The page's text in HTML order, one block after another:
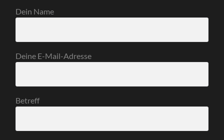
Dein Name
Deine E-Mail-Adresse
Betreff